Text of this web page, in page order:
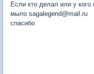
Если кто делал или у
мыло sagalegend@mail.ru
спасибо